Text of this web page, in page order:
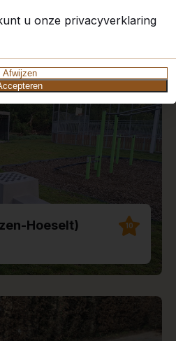
u onze privacyverklaring
Afwijzen
Hoeselt) 10